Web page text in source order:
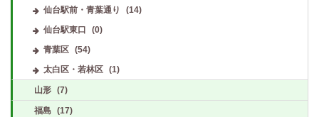
仙台駅前・青葉通り
(14)
仙台駅東口
(0)
青葉区
(54)
太白区・若林区
(1)
山形 (7)
福島 (17)